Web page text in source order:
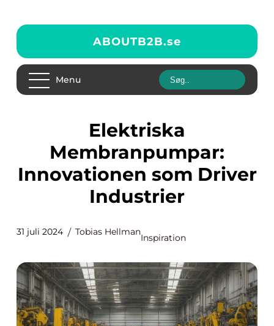
ABOUTB2B.se
Menu
Elektriska
Membranpumpar:
Innovationen som Driver
Industrier
31 juli 2024 Tobias Hellman
Inspiration